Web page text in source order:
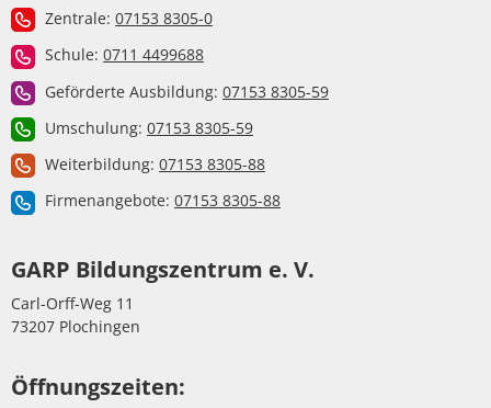
Zentrale: 07153 8305-0
Schule: 0711 4499688
Geförderte Ausbildung: 07153 8305-59
Umschulung: 07153 8305-59
Weiterbildung: 07153 8305-88
Firmenangebote: 07153 8305-88
GARP Bildungszentrum e. V.
Carl-Orff-Weg 11
73207 Plochingen
Öffnungszeiten: